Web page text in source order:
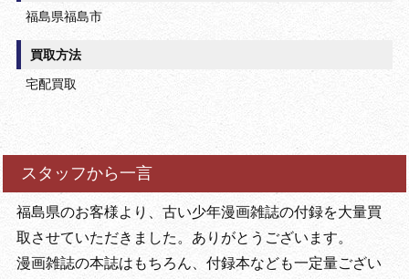
福島県福島市
買取方法
宅配買取
スタッフから一言
福島県のお客様より、古い少年漫画雑誌の付録を大量買
取させていただきました。ありがとうございます。
漫画雑誌の本誌はもちろん、付録本なども一定量ござい